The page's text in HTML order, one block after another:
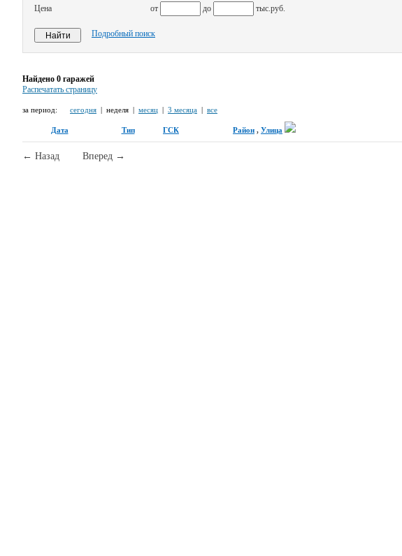
Цена от до тыс.руб.
Подробный поиск
Найдено 0 гаражей
Распечатать страницу
за период: сегодня | неделя | месяц | 3 месяца | все
Дата Тип ГСК Район , Улица
← Назад Вперед →